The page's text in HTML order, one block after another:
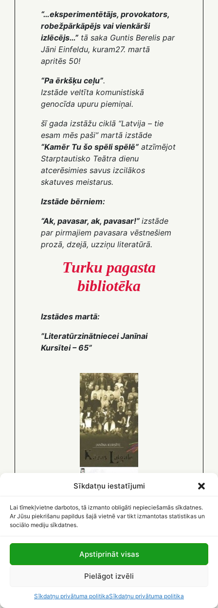
Sīkdatņu iestatījumi
Lai tīmekļvietne darbotos, tā izmanto obligāti nepieciešamās sīkdatnes.
Ar Jūsu piekrišanu papildus šajā vietnē var tikt izmantotas statistikas un
sociālo mediju sīkdatnes.
Apstiprināt visas
Pielāgot izvēli
Sīkdatņu privātuma politikaSīkdatņu privātuma politika
“…eksperimentētājs, provokators,
robežpārkāpējs vai vienkārši
izlēcējs…” tā saka Guntis Berelis par
Jāni Einfeldu, kuram27. martā
apritēs 50!
“Pa ērkšķu ceļu”.
Izstāde veltīta komunistiskā
genocīda upuru piemiņai.
šī gada izstāžu ciklā “Latvija – tie
esam mēs paši” martā izstāde
“Kamēr Tu šo spēli spēlē” atzīmējot
Starptautisko Teātra dienu
atcerēsimies savus izcilākos
skatuves meistarus.
Izstāde bērniem:
“Ak, pavasar, ak, pavasar!” izstāde
par pirmajiem pavasara vēstnešiem
prozā, dzejā, uzziņu literatūrā.
Turku pagasta
bibliotēka
Izstādes martā:
”Literatūrzinātniecei Janīnai
Kursītei – 65”